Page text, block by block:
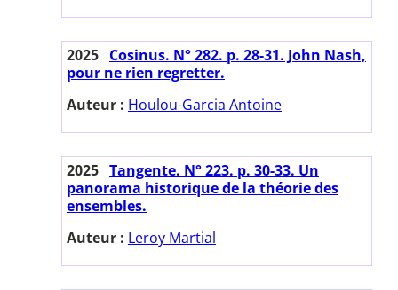
2025 Cosinus. N° 282. p. 28-31. John Nash,
pour ne rien regretter.
Auteur : Houlou-Garcia Antoine
2025 Tangente. N° 223. p. 30-33. Un
panorama historique de la théorie des
ensembles.
Auteur : Leroy Martial